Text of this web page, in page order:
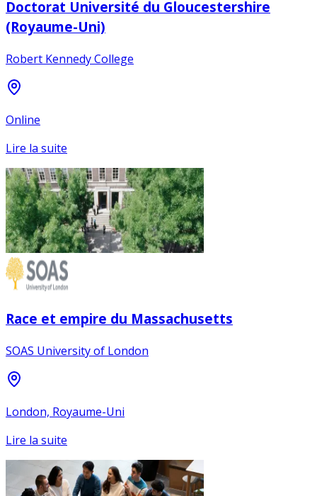
Doctorat Université du Gloucestershire
(Royaume-Uni)
Robert Kennedy College
Online
Lire la suite
Race et empire du Massachusetts
SOAS University of London
London, Royaume-Uni
Lire la suite